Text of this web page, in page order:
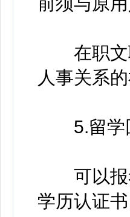
在职文职
人事关系
5.留学回
可以报考
学历认证书